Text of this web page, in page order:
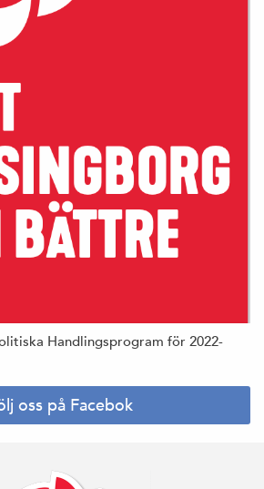
Handlingsprogram för 2022-
oss på Facebok